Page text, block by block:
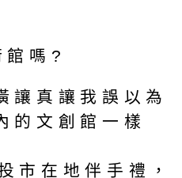
館嗎?
讓真讓我誤以為
的文創館一樣